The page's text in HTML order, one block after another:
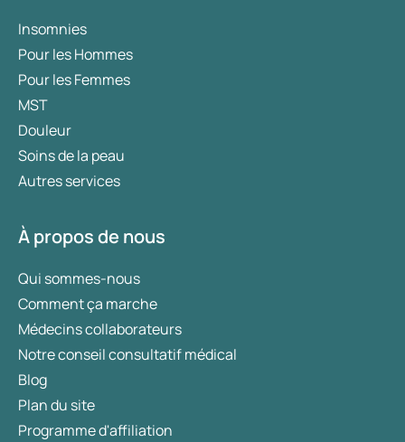
Insomnies
Pour les Hommes
Pour les Femmes
MST
Douleur
Soins de la peau
Autres services
À propos de nous
Qui sommes-nous
Comment ça marche
Médecins collaborateurs
Notre conseil consultatif médical
Blog
Plan du site
Programme d'affiliation